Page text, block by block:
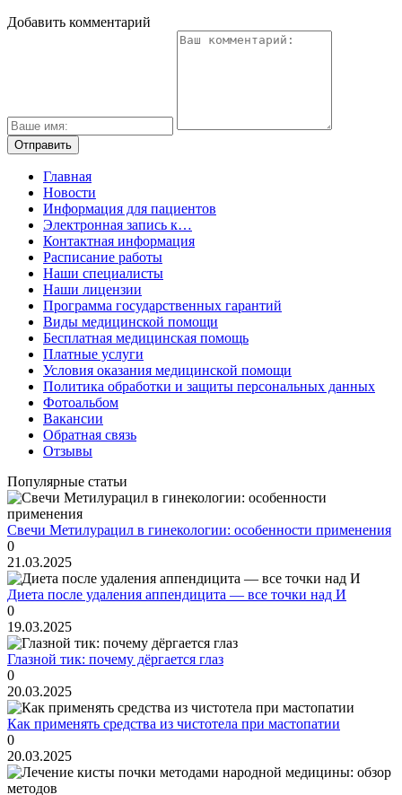
Добавить комментарий
Главная
Новости
Информация для пациентов
Электронная запись к…
Контактная информация
Расписание работы
Наши специалисты
Наши лицензии
Программа государственных гарантий
Виды медицинской помощи
Бесплатная медицинская помощь
Платные услуги
Условия оказания медицинской помощи
Политика обработки и защиты персональных данных
Фотоальбом
Вакансии
Обратная связь
Отзывы
Популярные статьи
Свечи Метилурацил в гинекологии: особенности применения
0
21.03.2025
Диета после удаления аппендицита — все точки над И
0
19.03.2025
Глазной тик: почему дёргается глаз
0
20.03.2025
Как применять средства из чистотела при мастопатии
0
20.03.2025